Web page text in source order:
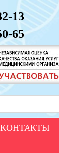
13
65
КОНТАКТЫ